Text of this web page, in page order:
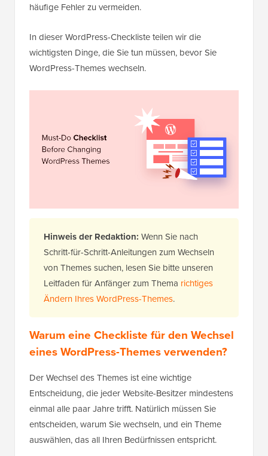
häufige Fehler zu vermeiden.
In dieser WordPress-Checkliste teilen wir die
wichtigsten Dinge, die Sie tun müssen, bevor Sie
WordPress-Themes wechseln.
Hinweis der Redaktion: Wenn Sie nach
Schritt-für-Schritt-Anleitungen zum Wechseln
von Themes suchen, lesen Sie bitte unseren
Leitfaden für Anfänger zum Thema richtiges
Ändern Ihres WordPress-Themes.
Warum eine Checkliste für den Wechsel
eines WordPress-Themes verwenden?
Der Wechsel des Themes ist eine wichtige
Entscheidung, die jeder Website-Besitzer mindestens
einmal alle paar Jahre trifft. Natürlich müssen Sie
entscheiden, warum Sie wechseln, und ein Theme
auswählen, das all Ihren Bedürfnissen entspricht.